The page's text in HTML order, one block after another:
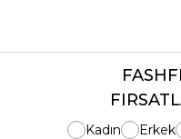
Kadın Erkek